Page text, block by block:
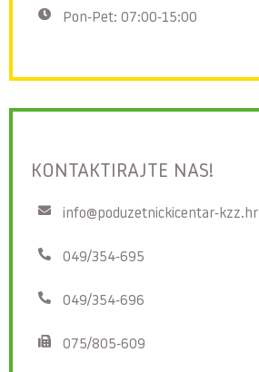
Pon-Pet: 07:00-15:00
KONTAKTIRAJTE NAS!
info@poduzetnickicentar-kzz.hr
049/354-695
049/354-696
075/805-609